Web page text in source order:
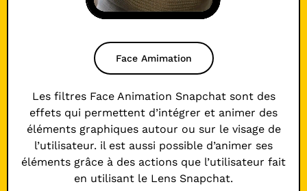
Face Amimation
Les filtres Face Animation Snapchat sont des
effets qui permettent d’intégrer et animer des
éléments graphiques autour ou sur le visage de
l’utilisateur. il est aussi possible d’animer ses
éléments grâce à des actions que l’utilisateur fait
en utilisant le Lens Snapchat.